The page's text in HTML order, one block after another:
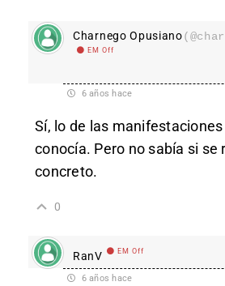
Charnego Opusiano
EM Off
6 años hace
Sí, lo de las
conocía. Pero no sabía si se
concreto.
0
RanV EM Off
6 años hace